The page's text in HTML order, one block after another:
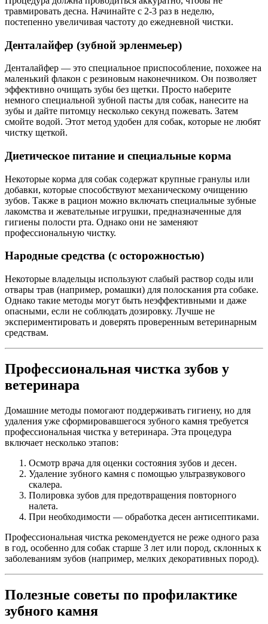
травмировать десна. Начинайте с 2-3 раз в неделю,
постепенно увеличивая частоту до ежедневной чистки.
Денталайфер (зубной эрленмеьер)
Денталайфер — это специальное приспособление, похожее на
маленький флакон с резиновым наконечником. Он позволяет
эффективно очищать зубы без щетки. Просто наберите
немного специальной зубной пасты для собак, нанесите на
зубы и дайте питомцу несколько секунд пожевать. Затем
смойте водой. Этот метод удобен для собак, которые не любят
чистку щеткой.
Диетическое питание и специальные корма
Некоторые корма для собак содержат крупные гранулы или
добавки, которые способствуют механическому очищению
зубов. Также в рацион можно включать специальные зубные
лакомства и жевательные игрушки, предназначенные для
гигиены полости рта. Однако они не заменяют
профессиональную чистку.
Народные средства (с осторожностью)
Некоторые владельцы используют слабый раствор соды или
отвары трав (например, ромашки) для полоскания рта собаке.
Однако такие методы могут быть неэффективными и даже
опасными, если не соблюдать дозировку. Лучше не
экспериментировать и доверять проверенным ветеринарным
средствам.
Профессиональная чистка зубов у
ветеринара
Домашние методы помогают поддерживать гигиену, но для
удаления уже сформировавшегося зубного камня требуется
профессиональная чистка у ветеринара. Эта процедура
включает несколько этапов:
Осмотр врача для оценки состояния зубов и десен.
Удаление зубного камня с помощью ультразвукового
скалера.
Полировка зубов для предотвращения повторного
налета.
При необходимости — обработка десен антисептиками.
Профессиональная чистка рекомендуется не реже одного раза
в год, особенно для собак старше 3 лет или пород, склонных к
заболеваниям зубов (например, мелких декоративных пород).
Полезные советы по профилактике
зубного камня